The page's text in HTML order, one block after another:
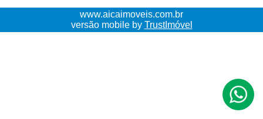
www.aicaimoveis.com.br
versão mobile by TrustImóvel